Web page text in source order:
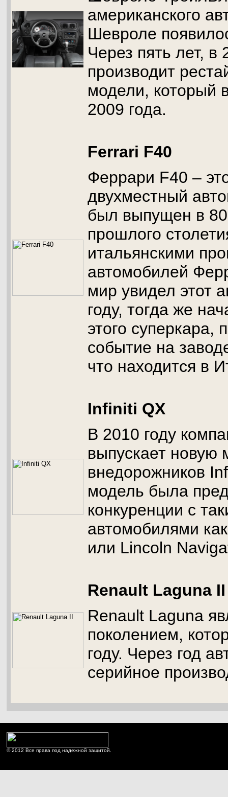
американского
Шевроле
Через пять лет,
производит
модели, который
2009 года.
Ferrari F40
Феррари F40 –
двухместный
был выпущен в
прошлого
итальянскими
автомобилей
мир увидел этот
году, тогда же
этого суперкара,
событие на
что находится в
Infiniti QX
В 2010 году
выпускает новую
внедорожников
модель была
конкуренции с
автомобилями
или Lincoln
Renault Laguna II
Renault Laguna
поколением,
году. Через год
серийное
© 2012 Все права под надежной защитой.